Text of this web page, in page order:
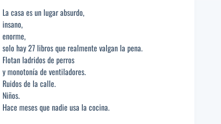
La casa es un lugar absurdo,
insano,
enorme,
solo hay 27 libros que realmente valgan la pena.
Flotan ladridos de perros
y monotonía de ventiladores.
Ruidos de la calle.
Niños.
Hace meses que nadie usa la cocina.